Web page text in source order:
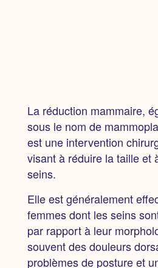
La réduction mammaire,
sous le nom de
est une intervention
visant à réduire la taille et
seins.
Elle est généralement
femmes dont les seins
par rapport à leur
souvent des douleurs
problèmes de posture et